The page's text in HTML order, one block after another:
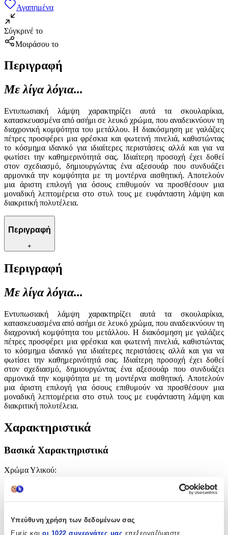
Υπεύθυνη χρήση των δεδομένων σας
Εμείς και οι 1022 συνεργάτες μας επεξεργαζόμαστε
Αγαπημένα
Σύγκρινέ το
Μοιράσου το
Περιγραφή
Με λίγα λόγια...
Εντυπωσιακή λάμψη χαρακτηρίζει αυτά τα σκουλαρίκια,
κατασκευασμένα από ασήμι σε λευκό χρώμα, που αναδεικνύουν τη
διαχρονική κομψότητα του μετάλλου. Η διακόσμηση με γαλάζιες
πέτρες προσφέρει μια φρέσκια και φωτεινή πινελιά, καθιστώντας
το κόσμημα ιδανικό για ιδιαίτερες περιστάσεις αλλά και για να
φωτίσει την καθημερινότητά σας. Ιδιαίτερη προσοχή έχει δοθεί
στον σχεδιασμό, δημιουργώντας ένα αξεσουάρ που συνδυάζει
αρμονικά την κομψότητα με τη μοντέρνα αισθητική. Αποτελούν
μια άριστη επιλογή για όσους επιθυμούν να προσθέσουν μια
μοναδική λεπτομέρεια στο στυλ τους με ευφάνταστη λάμψη και
διακριτική πολυτέλεια.
Περιγραφή
+
Περιγραφή
Με λίγα λόγια...
Εντυπωσιακή λάμψη χαρακτηρίζει αυτά τα σκουλαρίκια,
κατασκευασμένα από ασήμι σε λευκό χρώμα, που αναδεικνύουν τη
διαχρονική κομψότητα του μετάλλου. Η διακόσμηση με γαλάζιες
πέτρες προσφέρει μια φρέσκια και φωτεινή πινελιά, καθιστώντας
το κόσμημα ιδανικό για ιδιαίτερες περιστάσεις αλλά και για να
φωτίσει την καθημερινότητά σας. Ιδιαίτερη προσοχή έχει δοθεί
στον σχεδιασμό, δημιουργώντας ένα αξεσουάρ που συνδυάζει
αρμονικά την κομψότητα με τη μοντέρνα αισθητική. Αποτελούν
μια άριστη επιλογή για όσους επιθυμούν να προσθέσουν μια
μοναδική λεπτομέρεια στο στυλ τους με ευφάνταστη λάμψη και
διακριτική πολυτέλεια.
Χαρακτηριστικά
Βασικά Χαρακτηριστικά
Χρώμα Υλικού:
Υλικό:
Ασήμι